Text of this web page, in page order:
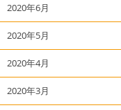
2020年6月
2020年5月
2020年4月
2020年3月